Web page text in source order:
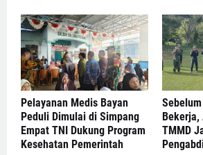
Pelayanan Medis Bayan
Peduli Dimulai di Simpang
Empat TNI Dukung Program
Kesehatan Pemerintah
TMMD